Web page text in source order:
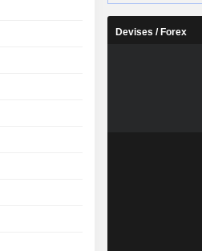
Devises / Forex